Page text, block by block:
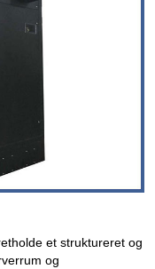
et struktureret og
og